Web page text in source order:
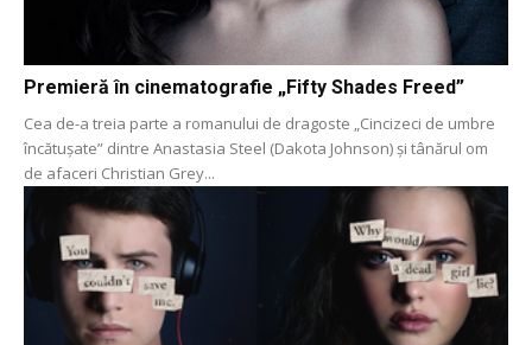
Premieră în cinematografie „Fifty Shades Freed”
Cea de-a treia parte a romanului de dragoste „Cincizeci de umbre
încătușate” dintre Anastasia Steel (Dakota Johnson) și tânărul om
de afaceri Christian Grey...